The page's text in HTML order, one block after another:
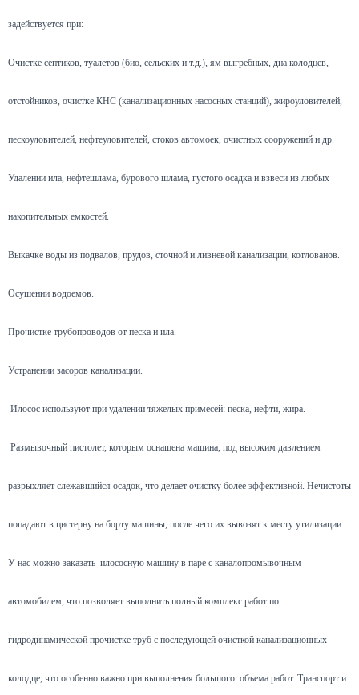
задействуется при:
Очистке септиков, туалетов (био, сельских и т.д.), ям выгребных, дна колодцев,
отстойников, очистке КНС (канализационных насосных станций), жироуловителей,
пескоуловителей, нефтеуловителей, стоков автомоек, очистных сооружений и др.
Удалении ила, нефтешлама, бурового шлама, густого осадка и взвеси из любых
накопительных емкостей.
Выкачке воды из подвалов, прудов, сточной и ливневой канализации, котлованов.
Осушении водоемов.
Прочистке трубопроводов от песка и ила.
Устранении засоров канализации.
Илосос используют при удалении тяжелых примесей: песка, нефти, жира.
Размывочный пистолет, которым оснащена машина, под высоким давлением
разрыхляет слежавшийся осадок, что делает очистку более эффективной. Нечистоты
попадают в цистерну на борту машины, после чего их вывозят к месту утилизации.
У нас можно заказать илососную машину в паре с каналопромывочным
автомобилем, что позволяет выполнить полный комплекс работ по
гидродинамической прочистке труб с последующей очисткой канализационных
колодце, что особенно важно при выполнения большого объема работ. Транспорт и